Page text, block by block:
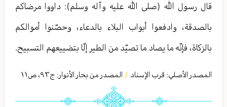
قال رسول الله (صلى الله عليه وآله وسلم): داووا مرضاكم
بالصدقة، وادفعوا أبواب البلاء بالدعاء، وحصّنوا أموالكم
بالزكاة، فإنّه ما يصاد ما تصيّد من الطير إلّا بتضييعهم التسبيح.
المصدر الأصلي: قرب الإسناد / المصدر من بحار الأنوار: ج٩٣، ص١١